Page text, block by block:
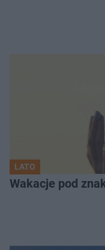
LATO
Wakacje pod